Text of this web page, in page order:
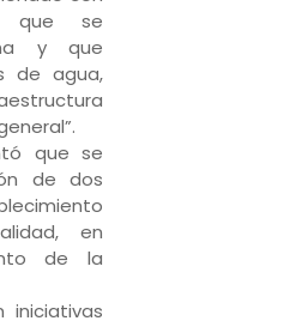
que se
y que
de agua,
que se
de dos
en
de la
iniciativas